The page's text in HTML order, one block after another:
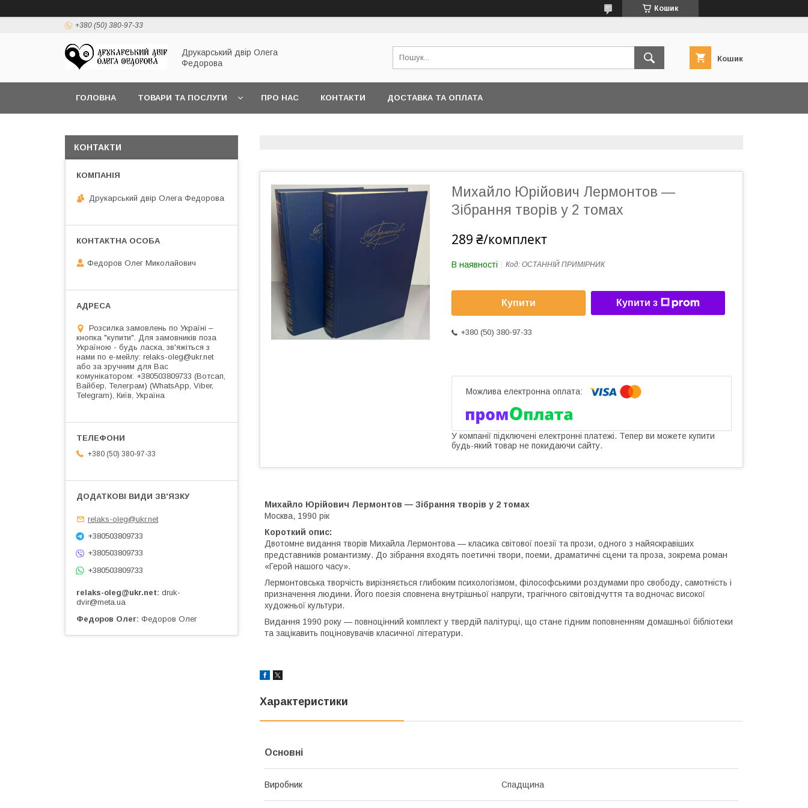
Кошик
+380 (50) 380-97-33
Друкарський двір Олега
Федорова
Кошик
ГОЛОВНА ТОВАРИ ТА ПОСЛУГИ ПРО НАС КОНТАКТИ ДОСТАВКА ТА ОПЛАТА
Михайло Юрійович Лермонтов —
Зібрання творів у 2 томах
289 ₴/комплект
В наявності Код: ОСТАННІЙ ПРИМІРНИК
Купити Купити з
+380 (50) 380-97-33
У компанії підключені електронні платежі. Тепер ви можете купити
будь-який товар не покидаючи сайту.
Михайло Юрійович Лермонтов — Зібрання творів у 2 томах
Москва, 1990 рік
Короткий опис:
Двотомне видання творів Михайла Лермонтова — класика світової поезії та прози, одного з найяскравіших
представників романтизму. До зібрання входять поетичні твори, поеми, драматичні сцени та проза, зокрема роман
«Герой нашого часу».
Лермонтовська творчість вирізняється глибоким психологізмом, філософськими роздумами про свободу, самотність і
призначення людини. Його поезія сповнена внутрішньої напруги, трагічного світовідчуття та водночас високої
художньої культури.
Видання 1990 року — повноцінний комплект у твердій палітурці, що стане гідним поповненням домашньої бібліотеки
та зацікавить поціновувачів класичної літератури.
Характеристики
Основні
Виробник Спадщина
КОНТАКТИ
Друкарський двір Олега Федорова
Федоров Олег Миколайович
Розсилка замовлень по Україні –
кнопка "купити". Для замовників поза
Україною - будь ласка, зв'яжіться з
нами по е-мейлу: relaks-oleg@ukr.net
або за зручним для Вас
комунікатором: +380503809733 (Вотсап,
Вайбер, Телеграм) (WhatsApp, Viber,
Telegram), Київ, Україна
+380 (50) 380-97-33
relaks-oleg@ukr.net
+380503809733
+380503809733
+380503809733
relaks-oleg@ukr.net druk-
dvir@meta.ua
Федоров Олег Федоров Олег